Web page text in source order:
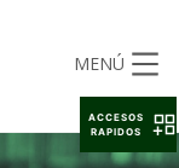
MENÚ
ACCESOS
RAPIDOS